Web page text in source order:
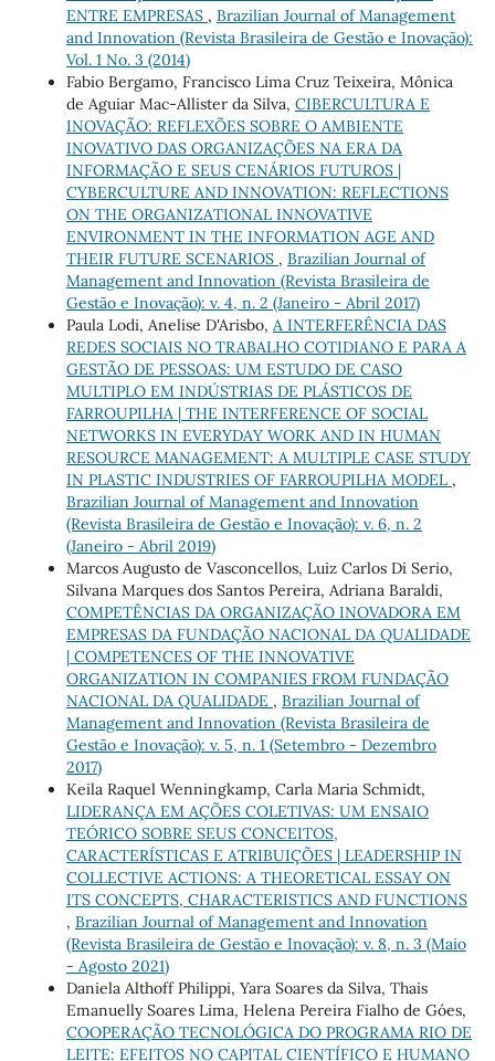
ENTRE EMPRESAS , Brazilian Journal of Management
and Innovation (Revista Brasileira de Gestão e Inovação):
Vol. 1 No. 3 (2014)
Fabio Bergamo, Francisco Lima Cruz Teixeira, Mônica
de Aguiar Mac-Allister da Silva, CIBERCULTURA E
INOVAÇÃO: REFLEXÕES SOBRE O AMBIENTE
INOVATIVO DAS ORGANIZAÇÕES NA ERA DA
INFORMAÇÃO E SEUS CENÁRIOS FUTUROS |
CYBERCULTURE AND INNOVATION: REFLECTIONS
ON THE ORGANIZATIONAL INNOVATIVE
ENVIRONMENT IN THE INFORMATION AGE AND
THEIR FUTURE SCENARIOS , Brazilian Journal of
Management and Innovation (Revista Brasileira de
Gestão e Inovação): v. 4, n. 2 (Janeiro - Abril 2017)
Paula Lodi, Anelise D'Arisbo, A INTERFERÊNCIA DAS
REDES SOCIAIS NO TRABALHO COTIDIANO E PARA A
GESTÃO DE PESSOAS: UM ESTUDO DE CASO
MULTIPLO EM INDÚSTRIAS DE PLÁSTICOS DE
FARROUPILHA | THE INTERFERENCE OF SOCIAL
NETWORKS IN EVERYDAY WORK AND IN HUMAN
RESOURCE MANAGEMENT: A MULTIPLE CASE STUDY
IN PLASTIC INDUSTRIES OF FARROUPILHA MODEL ,
Brazilian Journal of Management and Innovation
(Revista Brasileira de Gestão e Inovação): v. 6, n. 2
(Janeiro - Abril 2019)
Marcos Augusto de Vasconcellos, Luiz Carlos Di Serio,
Silvana Marques dos Santos Pereira, Adriana Baraldi,
COMPETÊNCIAS DA ORGANIZAÇÃO INOVADORA EM
EMPRESAS DA FUNDAÇÃO NACIONAL DA QUALIDADE
| COMPETENCES OF THE INNOVATIVE
ORGANIZATION IN COMPANIES FROM FUNDAÇÃO
NACIONAL DA QUALIDADE , Brazilian Journal of
Management and Innovation (Revista Brasileira de
Gestão e Inovação): v. 5, n. 1 (Setembro - Dezembro
2017)
Keila Raquel Wenningkamp, Carla Maria Schmidt,
LIDERANÇA EM AÇÕES COLETIVAS: UM ENSAIO
TEÓRICO SOBRE SEUS CONCEITOS,
CARACTERÍSTICAS E ATRIBUIÇÕES | LEADERSHIP IN
COLLECTIVE ACTIONS: A THEORETICAL ESSAY ON
ITS CONCEPTS, CHARACTERISTICS AND FUNCTIONS
, Brazilian Journal of Management and Innovation
(Revista Brasileira de Gestão e Inovação): v. 8, n. 3 (Maio
- Agosto 2021)
Daniela Althoff Philippi, Yara Soares da Silva, Thais
Emanuelly Soares Lima, Helena Pereira Fialho de Góes,
COOPERAÇÃO TECNOLÓGICA DO PROGRAMA RIO DE
LEITE: EFEITOS NO CAPITAL CIENTÍFICO E HUMANO